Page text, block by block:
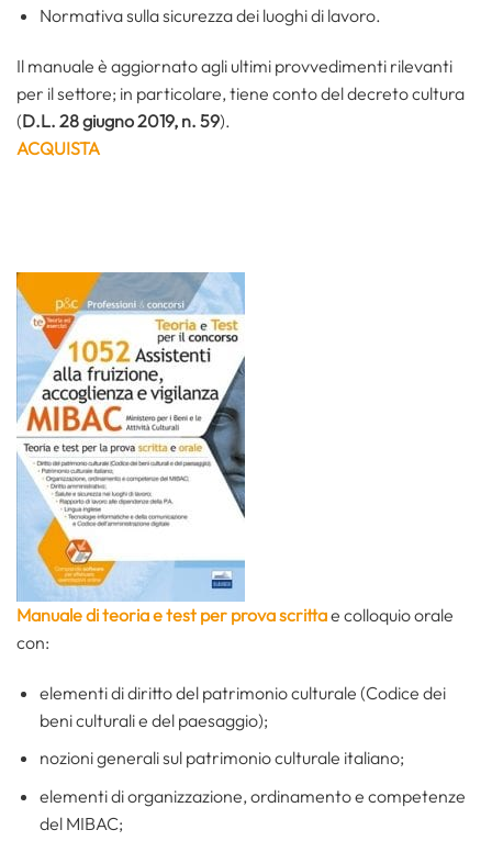
Normativa sulla sicurezza dei luoghi di lavoro.
Il manuale è aggiornato agli ultimi provvedimenti rilevanti
per il settore; in particolare, tiene conto del decreto cultura
(D.L. 28 giugno 2019, n. 59).
ACQUISTA
Manuale di teoria e test per prova scrittae colloquio orale
con:
elementi di diritto del patrimonio culturale (Codice dei
beni culturali e del paesaggio);
nozioni generali sul patrimonio culturale italiano;
elementi di organizzazione, ordinamento e competenze
del MIBAC;